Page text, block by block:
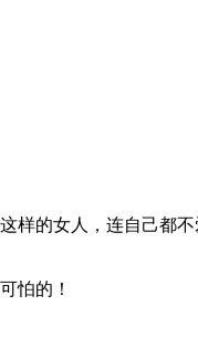
样的女人，连自己都
怕的！